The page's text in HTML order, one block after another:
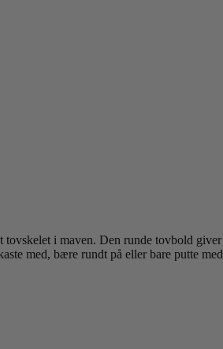
i maven. Den runde tovbold
med, bære rundt på eller bare putte